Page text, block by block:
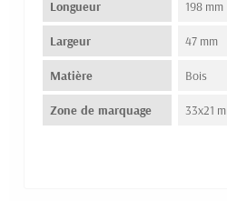
Longueur 198 mm
Largeur 47 mm
Matière Bois
Zone de marquage 33x21